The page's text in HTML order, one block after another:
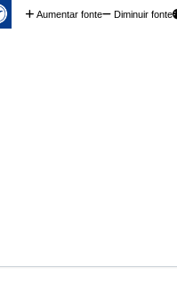
Aumentar fonte Diminuir fonte